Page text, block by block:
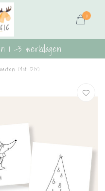
0
1 -3 werkdagen
(4st DIY)